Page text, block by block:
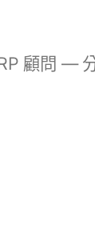
顧問 —